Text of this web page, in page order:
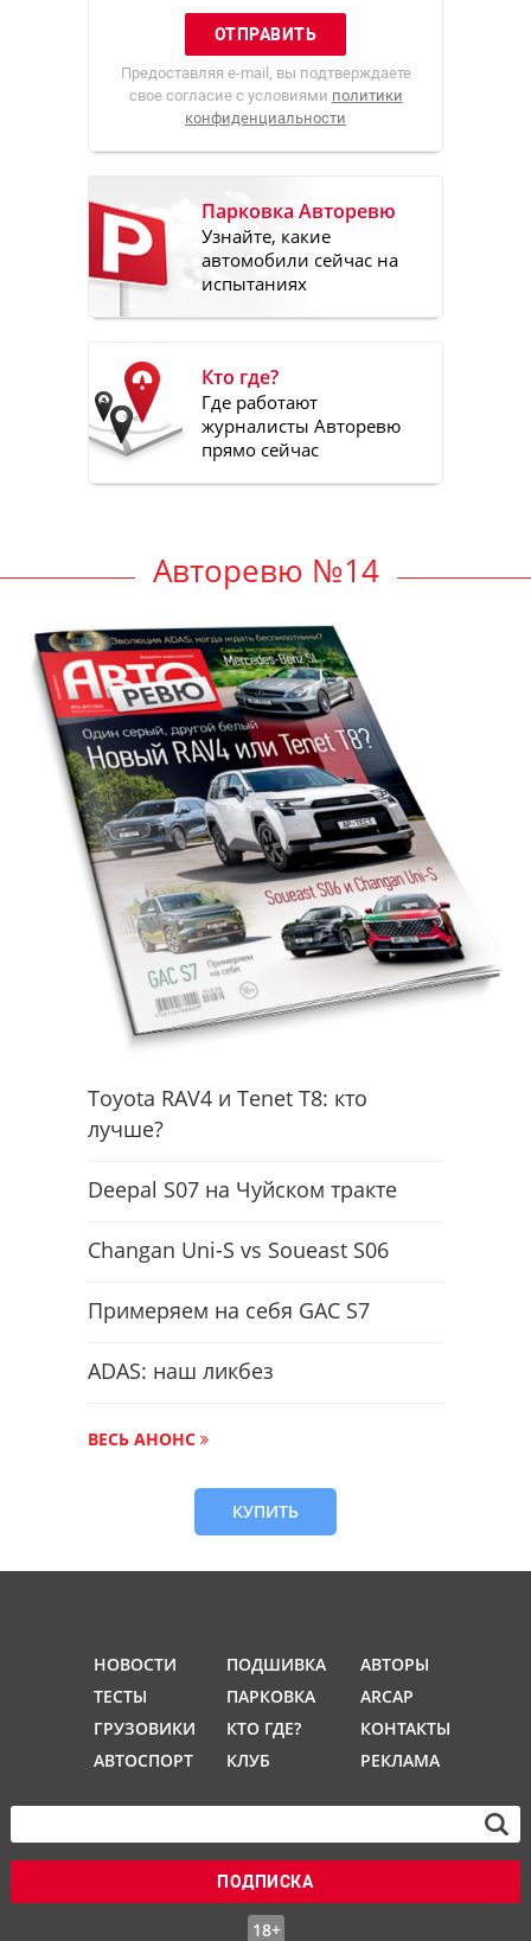
Предоставляя e-mail, вы подтверждаете
свое согласие с условиями политики
конфиденциальности
Парковка Авторевю
Узнайте, какие
автомобили сейчас на
испытаниях
Кто где?
Где работают
журналисты Авторевю
прямо сейчас
Авторевю №14
Toyota RAV4 и Tenet T8: кто
лучше?
Deepal S07 на Чуйском тракте
Changan Uni-S vs Soueast S06
Примеряем на себя GAC S7
ADAS: наш ликбез
ВЕСЬ АНОНС
КУПИТЬ
НОВОСТИ
ТЕСТЫ
ГРУЗОВИКИ
АВТОСПОРТ
ПОДШИВКА
ПАРКОВКА
КТО ГДЕ?
КЛУБ
АВТОРЫ
ARCAP
КОНТАКТЫ
РЕКЛАМА
ПОДПИСКА
18+